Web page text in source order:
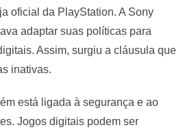
oficial da PlayStation. A Sony
adaptar suas políticas para
Assim, surgiu a cláusula que
inativas.
está ligada à segurança e ao
Jogos digitais podem ser